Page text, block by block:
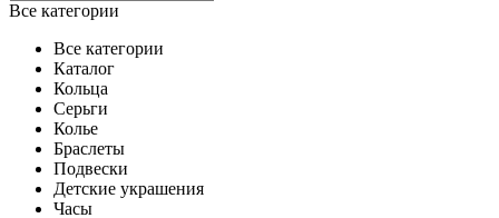
Все категории
Все категории
Каталог
Кольца
Серьги
Колье
Браслеты
Подвески
Детские украшения
Часы